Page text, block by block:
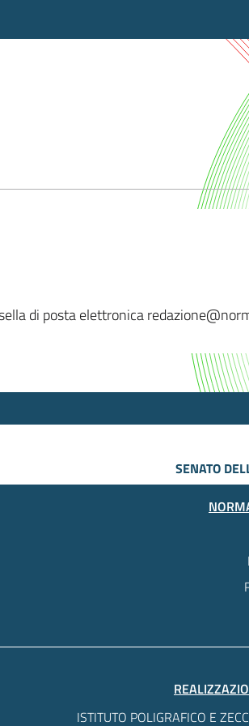
federato
di posta elettronica redazion
SENATO
ISTITUTO POLIGRAFICO E